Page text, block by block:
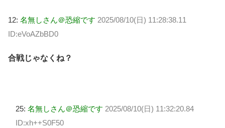
12: 名無しさん＠恐縮です 2025/08/10(日) 11:28:38.11
ID:eVoAZbBD0
合戦じゃなくね？
25: 名無しさん＠恐縮です 2025/08/10(日) 11:32:20.84
ID:xh++S0F50